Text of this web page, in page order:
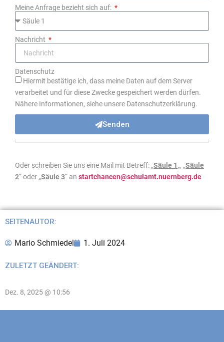
Meine Anfrage bezieht sich auf:
Nachricht
Datenschutz
Hiermit bestätige ich, dass meine Daten auf dem Server
verarbeitet und für diese Zwecke gespeichert werden dürfen.
Nähere Informationen, siehe unsere Datenschutzerklärung.
Senden
Oder schreiben Sie uns eine Mail mit Betreff: „Säule 1„, „Säule
2“ oder „Säule 3“ an startchancen@schulamt.nuernberg.de
SEITENAUTOR:
Mario Schmiedel 1. Juli 2024
ZULETZT GEÄNDERT:
Dez. 8, 2025 @ 10:56